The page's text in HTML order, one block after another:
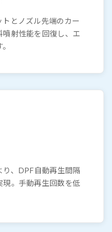
とノズル先端のカー
射性能を回復し、エ
、DPF自動再生間隔
現。手動再生回数を低